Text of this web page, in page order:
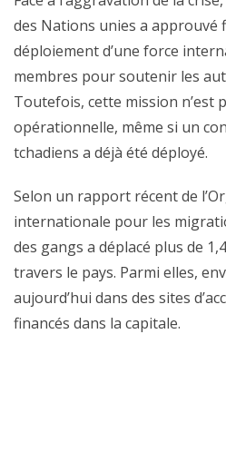
des Nations unies a approuvé
déploiement d’une force
membres pour soutenir les
Toutefois, cette mission n’est
opérationnelle, même si un
tchadiens a déjà été déployé.
Selon un rapport récent de
internationale pour les
des gangs a déplacé plus de
travers le pays. Parmi elles,
aujourd’hui dans des sites
financés dans la capitale.